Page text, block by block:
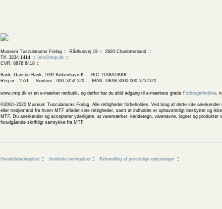
Museum Tusculanums Forlag Rådhusvej 19
2920 Charlottenlund
Tlf. 3234 1414
info@mtp.dk
CVR: 8876 8418
Bank: Danske Bank, 1092 København K
BIC: DABADKKK
Reg.nr.: 1551
Kontonr.: 000 5252 520 IBAN: DK98 3000 000 5252520
www.mtp.dk er en e-mærket netbutik, og derfor har du altid adgang til e-mærkets gratis Forbrugerhotline,
©2004–2020 Museum Tusculanums Forlag. Alle rettigheder forbeholdes. Ved brug af dette site
eller tredjemand fra hvem MTF afleder sine rettigheder, samt at indholdet er ophavsretligt beskyttet og
MTF. Du anerkender og accepterer yderligere, at varemærker, kendetegn, varenavne, logoer og
forudgående skriftligt samtykke fra MTF.
Handelsbetingelser Juridiske betingelser Behandling af personlige oplysninger